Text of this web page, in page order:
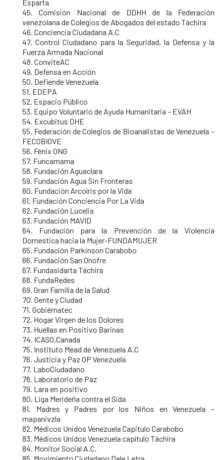
Esparta
45. Comisión Nacional de DDHH de la Federación
venezolana de Colegios de Abogados del estado Táchira
46. Conciencia Ciudadana A.C
47. Control Ciudadano para la Seguridad, la Defensa y la
Fuerza Armada Nacional
48. ConviteAC
49. Defensa en Acción
50. Defiende Venezuela
51. EDEPA
52. Espacio Público
53. Equipo Voluntario de Ayuda Humanitaria – EVAH
54. Excubitus DHE
55. Federación de Colegios de Bioanalistas de Venezuela –
FECOBIOVE
56. Fénix ONG
57. Funcamama
58. Fundación Aguaclara
59. Fundación Agua Sin Fronteras
60. Fundación Arcoíris por la Vida
61. Fundación Conciencia Por La Vida
62. Fundación Lucelia
63. Fundación MAVID
64. Fundación para la Prevención de la Violencia
Domestica hacia la Mujer-FUNDAMUJER
65. Fundación Parkinson Carabobo
66. Fundación San Onofre
67. Fundasidarta Táchira
68. FundaRedes
69. Gran Familia de la Salud
70. Gente y Ciudad
71. Gobiérnatec
72. Hogar Virgen de los Dolores
73. Huellas en Positivo Barinas
74. ICASO,Canada
75. Instituto Mead de Venezuela A.C
76. Justicia y Paz OP Venezuela
77. LaboCiudadano
78. Laboratorio de Paz
79. Lara en positivo
80. Liga Merideña contra el Sida
81. Madres y Padres por los Niños en Venezuela –
mapanivzla
82. Médicos Unidos Venezuela Capitulo Carabobo
83. Médicos Unidos Venezuela capítulo Táchira
84. Monitor Social A.C.